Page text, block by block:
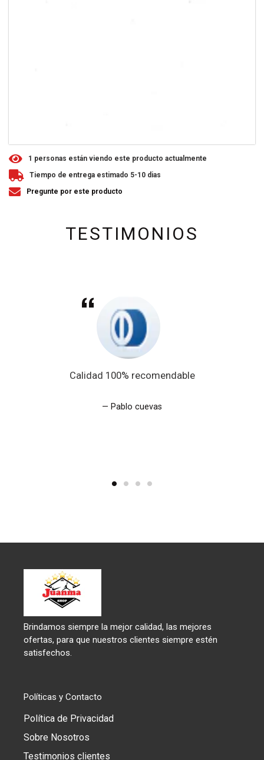
1 personas están viendo este producto actualmente
Tiempo de entrega estimado 5-10 dias
Pregunte por este producto
TESTIMONIOS
Calidad 100% recomendable
Pablo cuevas
Brindamos siempre la mejor calidad, las mejores
ofertas, para que nuestros clientes siempre estén
satisfechos.
Políticas y Contacto
Política de Privacidad
Sobre Nosotros
Testimonios clientes